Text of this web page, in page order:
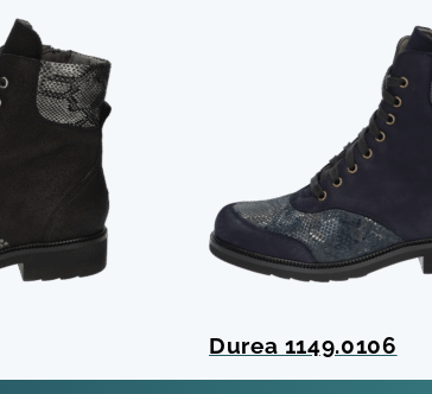
Durea 1149.0106